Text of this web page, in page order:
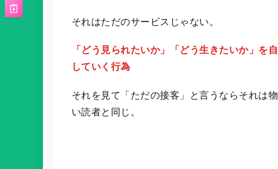
それはただのサービスじゃない。
「どう見られたいか」「どう生きたいか」を
していく行為
それを見て「ただの接客」と言うならそれは
い読者と同じ。